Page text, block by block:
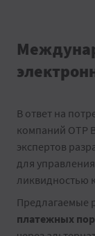
В ответ на
компаний OTP
экспертов
для
ликвидностью
Предлагаемые
платежных